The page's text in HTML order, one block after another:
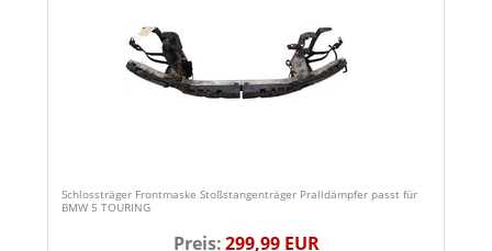
Schlossträger Frontmaske Stoßstangenträger Pralldämpfer passt für
BMW 5 TOURING
Preis:299,99 EUR